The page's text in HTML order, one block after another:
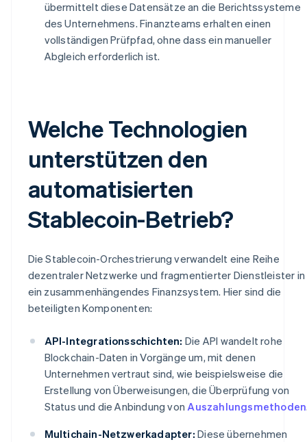
übermittelt diese Datensätze an die Berichtssysteme
des Unternehmens. Finanzteams erhalten einen
vollständigen Prüfpfad, ohne dass ein manueller
Abgleich erforderlich ist.
Welche Technologien
unterstützen den
automatisierten
Stablecoin-Betrieb?
Die Stablecoin-Orchestrierung verwandelt eine Reihe
dezentraler Netzwerke und fragmentierter Dienstleister in
ein zusammenhängendes Finanzsystem. Hier sind die
beteiligten Komponenten:
API-Integrationsschichten: Die API wandelt rohe
Blockchain-Daten in Vorgänge um, mit denen
Unternehmen vertraut sind, wie beispielsweise die
Erstellung von Überweisungen, die Überprüfung von
Status und die Anbindung von Auszahlungsmethoden
Multichain-Netzwerkadapter: Diese übernehmen